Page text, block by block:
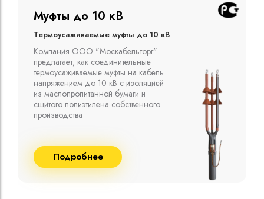
Муфты до 10 кВ
Термоусаживаемые муфты до 10 кВ
Компания ООО "Москабельторг"
предлагает, как соединительные
термоусаживаемые муфты на кабель
напряжением до 10 кВ с изоляцией
из маслопропитанной бумаги и
сшитого полиэтилена собственного
производства
Подробнее